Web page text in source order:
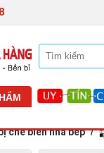
chế biến nhà bếp